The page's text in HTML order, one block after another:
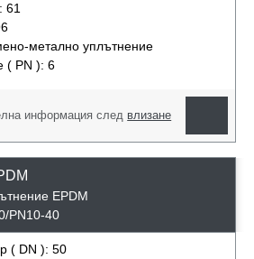
61
метално уплътнение
( PN ): 6
информация след влизане
EPDM
PN10-40
( DN ): 50